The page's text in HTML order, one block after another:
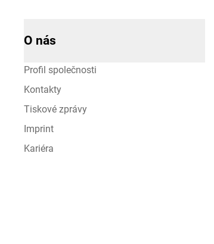
O nás
Profil společnosti
Kontakty
Tiskové zprávy
Imprint
Kariéra